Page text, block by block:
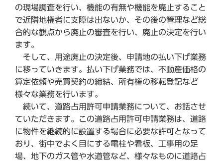
の現場調査を行い、機能の有無や機能を廃止すること
で近隣地権者に支障は出ないか、その後の管理など総
合的な観点から廃止の審査を行い、廃止の決定を行い
ます。
そして、用途廃止の決定後、申請地の払い下げ業務
に移っていきます。払い下げ業務では、不動産価格の
算定依頼や売買契約の締結、所有権の移転登記など
様々な業務を行います。
続いて、道路占用許可申請業務について、お話させ
ていただきます。この道路占用許可申請業務は、道路
に物件を継続的に設置する場合に必要な許可となって
おり、街中でよく目にする電柱や看板、工事用の足
場、地下のガス管や水道管など、様々なものに道路占